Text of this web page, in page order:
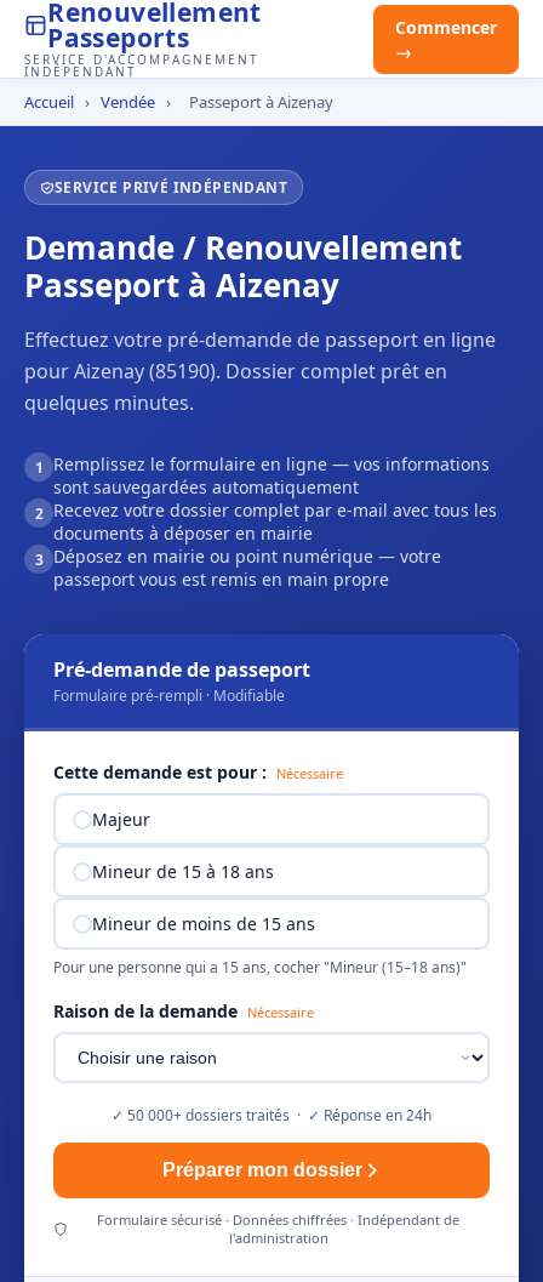
Renouvellement
Passeports
SERVICE D'ACCOMPAGNEMENT
INDÉPENDANT
Commencer
→
Accueil › Vendée › Passeport à Aizenay
SERVICE PRIVÉ INDÉPENDANT
Demande / Renouvellement
Passeport à Aizenay
Effectuez votre pré-demande de passeport en ligne
pour Aizenay (85190). Dossier complet prêt en
quelques minutes.
1
Remplissez le formulaire en ligne — vos informations
sont sauvegardées automatiquement
2 Recevez votre dossier complet par e-mail avec tous les
documents à déposer en mairie
3 Déposez en mairie ou point numérique — votre
passeport vous est remis en main propre
Pré-demande de passeport
Formulaire pré-rempli · Modifiable
Cette demande est pour : Nécessaire
Majeur
Mineur de 15 à 18 ans
Mineur de moins de 15 ans
Pour une personne qui a 15 ans, cocher "Mineur (15–18 ans)"
Raison de la demande Nécessaire
✓ 50 000+ dossiers traités · ✓ Réponse en 24h
Préparer mon dossier
Formulaire sécurisé · Données chiffrées · Indépendant de
l'administration